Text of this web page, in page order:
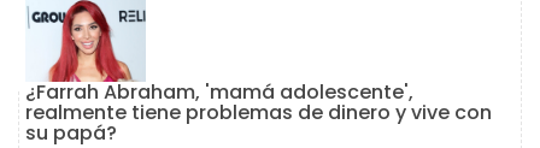
¿Farrah Abraham, 'mamá adolescente',
realmente tiene problemas de dinero y vive con
su papá?